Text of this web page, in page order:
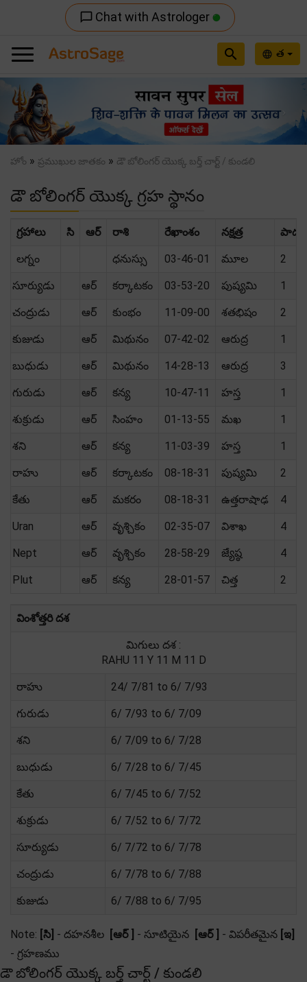
chat_bubble_outline Chat with Astrologer
language త
search
Previous
హోం » ప్రముఖుల జాతకం » డౌ బోలింగర్ యొక్క బర్త్ చార్ట్ / కుండలి
డౌ బోలింగర్ యొక్క గ్రహ స్థానం
గ్రహాలు సి ఆర్ రాశి రేఖాంశం నక్షత్ర పాదం
లగ్నం ధనుస్సు 03-46-01 మూల 2
సూర్యుడు ఆర్ కర్కాటకం 03-53-20 పుష్యమి 1
చంద్రుడు ఆర్ కుంభం 11-09-00 శతభిషం 2
కుజుడు ఆర్ మిథునం 07-42-02 ఆరుద్ర 1
బుధుడు ఆర్ మిథునం 14-28-13 ఆరుద్ర 3
గురుడు ఆర్ కన్య 10-47-11 హస్త 1
శుక్రుడు ఆర్ సింహం 01-13-55 మఖ 1
శని ఆర్ కన్య 11-03-39 హస్త 1
రాహు ఆర్ కర్కాటకం 08-18-31 పుష్యమి 2
కేతు ఆర్ మకరం 08-18-31 ఉత్తరాషాఢ 4
Uran ఆర్ వృశ్చికం 02-35-07 విశాఖ 4
Nept ఆర్ వృశ్చికం 28-58-29 జ్యేష్ఠ 4
Plut ఆర్ కన్య 28-01-57 చిత్త 2
వింశోత్తరి దశ
మిగులు దశ :
RAHU 11 Y 11 M 11 D
రాహు 24/ 7/81 to 6/ 7/93
గురుడు 6/ 7/93 to 6/ 7/09
శని 6/ 7/09 to 6/ 7/28
బుధుడు 6/ 7/28 to 6/ 7/45
కేతు 6/ 7/45 to 6/ 7/52
శుక్రుడు 6/ 7/52 to 6/ 7/72
సూర్యుడు 6/ 7/72 to 6/ 7/78
చంద్రుడు 6/ 7/78 to 6/ 7/88
కుజుడు 6/ 7/88 to 6/ 7/95
Note: [సి] - దహనశీల [ఆర్ ] - సూటియైన [ఆర్ ] - విపరీతమైన [ఇ]
- గ్రహణము
డౌ బోలింగర్ యొక్క బర్త్ చార్ట్ / కుండలి